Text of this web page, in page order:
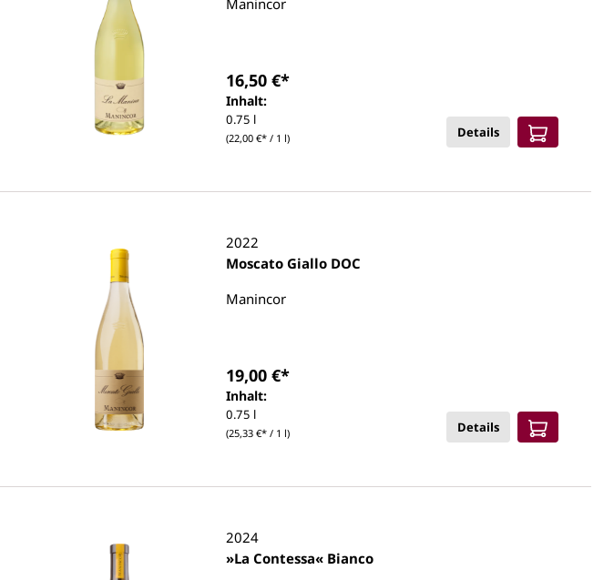
Manincor
Inhalt:
0.75 l
(22,00 €* / 1 l)
16,50 €*
Details
2022
Moscato Giallo DOC
Manincor
Inhalt:
0.75 l
(25,33 €* / 1 l)
19,00 €*
Details
2024
»La Contessa« Bianco